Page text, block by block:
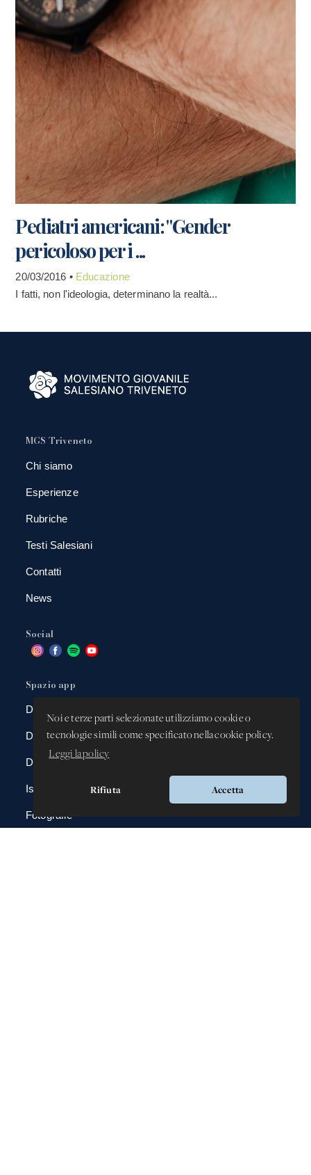
Noi e terze parti selezionate utilizziamo cookie o
tecnologie simili come specificato nella cookie policy.
Leggi la policy
Rifiuta Accetta
Pediatri americani: "Gender
pericoloso per i ...
20/03/2016 • Educazione
I fatti, non l'ideologia, determinano la realtà...
MGS Triveneto
Chi siamo
Esperienze
Rubriche
Testi Salesiani
Contatti
News
Social
Spazio app
DBAnima
DBContest
DBDrive
Iscrizioni
Fotografie